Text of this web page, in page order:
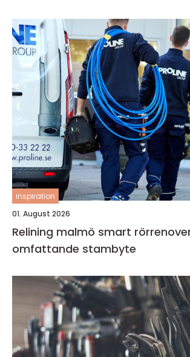
inspiration
01. August 2026
Relining malmö smart rörrenovering utan
omfattande stambyte